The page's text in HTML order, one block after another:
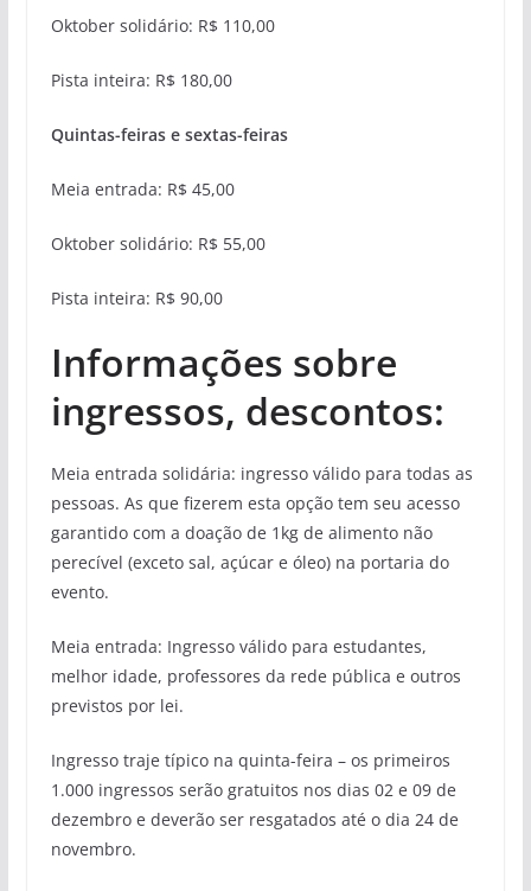
Oktober solidário: R$ 110,00
Pista inteira: R$ 180,00
Quintas-feiras e sextas-feiras
Meia entrada: R$ 45,00
Oktober solidário: R$ 55,00
Pista inteira: R$ 90,00
Informações sobre
ingressos, descontos:
Meia entrada solidária: ingresso válido para todas as
pessoas. As que fizerem esta opção tem seu acesso
garantido com a doação de 1kg de alimento não
perecível (exceto sal, açúcar e óleo) na portaria do
evento.
Meia entrada: Ingresso válido para estudantes,
melhor idade, professores da rede pública e outros
previstos por lei.
Ingresso traje típico na quinta-feira – os primeiros
1.000 ingressos serão gratuitos nos dias 02 e 09 de
dezembro e deverão ser resgatados até o dia 24 de
novembro.